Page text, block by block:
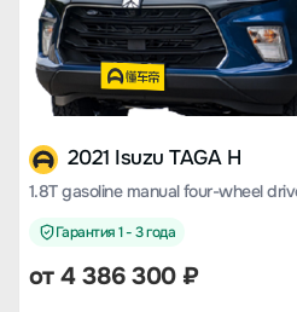
2021 Isuzu TAGA H
Гарантия 1 - 3 года
от 4 386 300 ₽